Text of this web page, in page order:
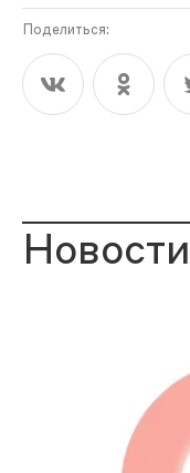
Поделиться:
Новости